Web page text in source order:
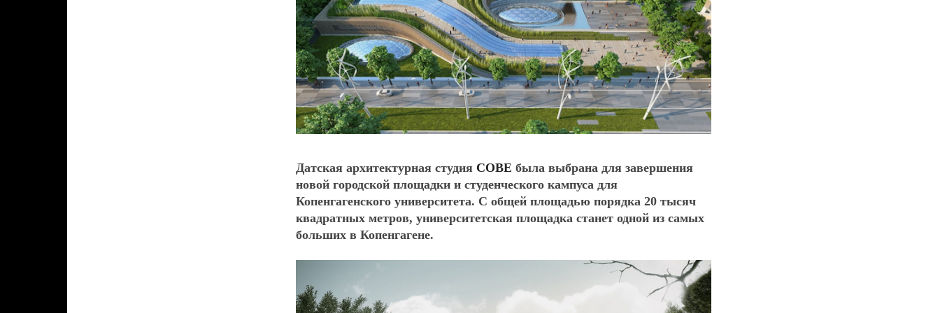
Датская архитектурная студия COBE была выбрана для завершения
новой городской площадки и студенческого кампуса для
Копенгагенского университета. С общей площадью порядка 20 тысяч
квадратных метров, университетская площадка станет одной из самых
больших в Копенгагене.